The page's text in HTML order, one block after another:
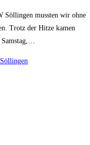
Söllingen mussten wir ohne
Trotz der Hitze kamen